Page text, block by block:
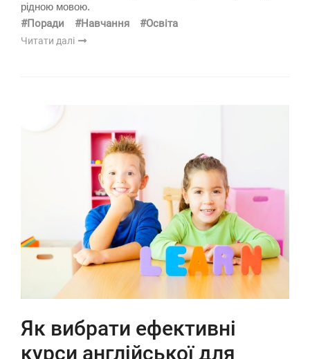
рідною мовою.
#Поради #Навчання #Освіта
Читати далі
Як вибрати ефективні
курси англійської для